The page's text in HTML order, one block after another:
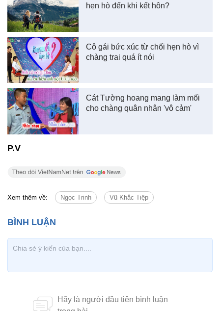
hẹn hò đến khi kết hôn?
Cô gái bức xúc từ chối hẹn hò vì
chàng trai quá ít nói
Cát Tường hoang mang làm mối
cho chàng quân nhân 'vô cảm'
P.V
Xem thêm về: Ngọc Trinh Vũ Khắc Tiệp